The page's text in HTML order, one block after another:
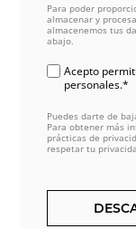
Para poder
almacenar y
almacenemos tus
abajo.
Acepto
personales.*
Puedes darte de
Para obtener más
prácticas de
respetar tu